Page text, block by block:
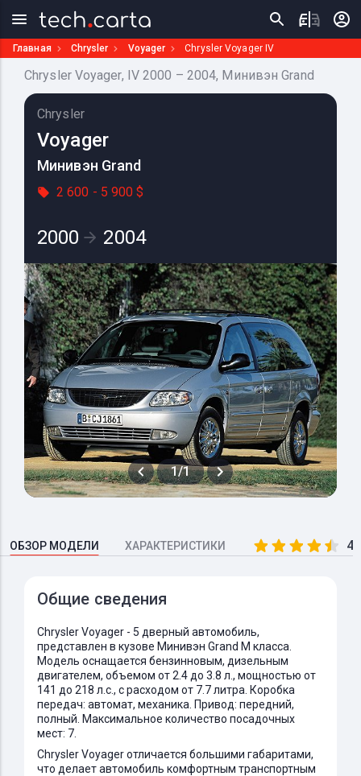
Главная Chrysler Voyager Chrysler Voyager IV
Chrysler Voyager, IV 2000 – 2004, Минивэн Grand
Chrysler
Voyager
Минивэн Grand
2 600 - 5 900 $
2000 2004
1/1
ОБЗОР МОДЕЛИ ХАРАКТЕРИСТИКИ
Общие сведения
Chrysler Voyager - 5 дверный автомобиль,
представлен в кузове Минивэн Grand M класса.
Модель оснащается бензинновым, дизельным
двигателем, объемом от 2.4 до 3.8 л., мощностью от
141 до 218 л.с., с расходом от 7.7 литра. Коробка
передач: автомат, механика. Привод: передний,
полный. Максимальное количество посадочных
мест: 7.
Chrysler Voyager отличается большими габаритами,
что делает автомобиль комфортным транспортным